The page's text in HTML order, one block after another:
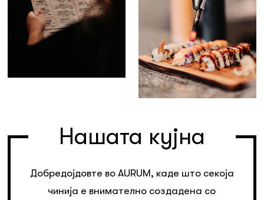
Нашата кујна
Добредојдовте во AURUM, каде што секоја
чинија е внимателно создадена со